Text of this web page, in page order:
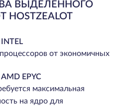
ВЫДЕЛЕННОГО
HOSTZEALOT
от экономичных
EPYC
максимальная
на ядро для